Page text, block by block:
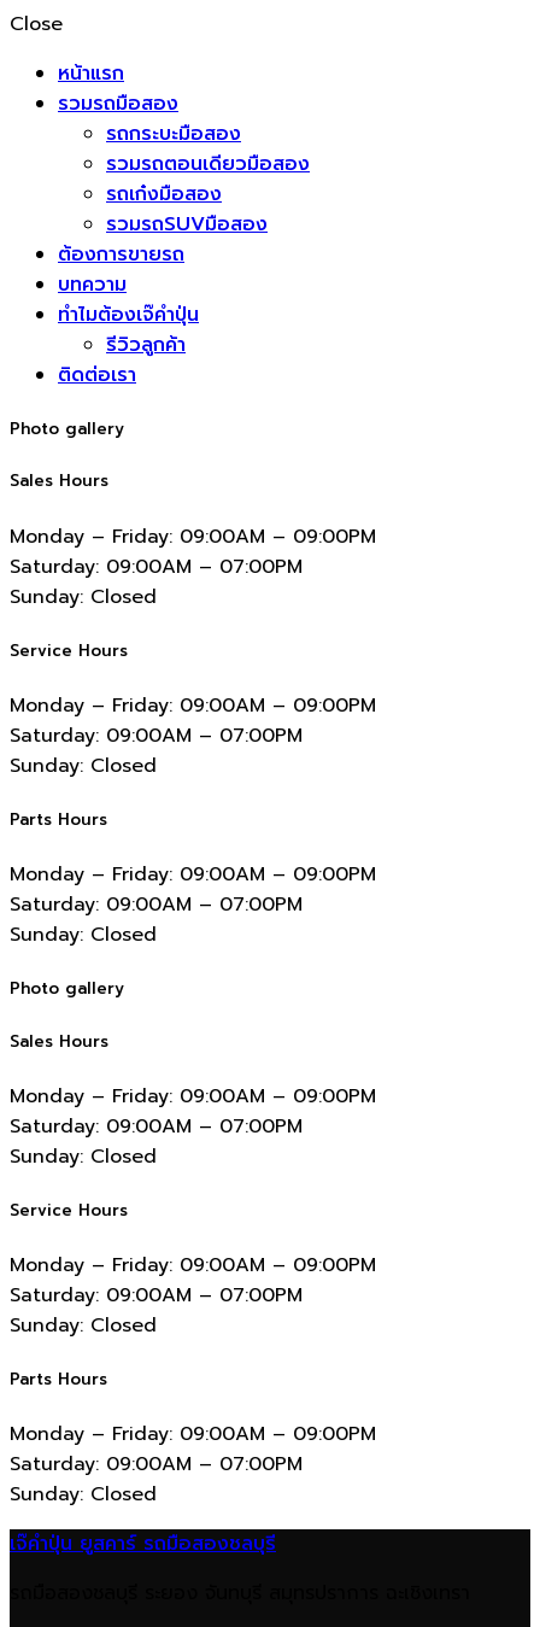
Close
หน้าแรก
รวมรถมือสอง
รถกระบะมือสอง
รวมรถตอนเดียวมือสอง
รถเก๋งมือสอง
รวมรถSUVมือสอง
ต้องการขายรถ
บทความ
ทำไมต้องเจ๊คำปุ่น
รีวิวลูกค้า
ติดต่อเรา
Photo gallery
Sales Hours
Monday – Friday: 09:00AM – 09:00PM
Saturday: 09:00AM – 07:00PM
Sunday: Closed
Service Hours
Monday – Friday: 09:00AM – 09:00PM
Saturday: 09:00AM – 07:00PM
Sunday: Closed
Parts Hours
Monday – Friday: 09:00AM – 09:00PM
Saturday: 09:00AM – 07:00PM
Sunday: Closed
Photo gallery
Sales Hours
Monday – Friday: 09:00AM – 09:00PM
Saturday: 09:00AM – 07:00PM
Sunday: Closed
Service Hours
Monday – Friday: 09:00AM – 09:00PM
Saturday: 09:00AM – 07:00PM
Sunday: Closed
Parts Hours
Monday – Friday: 09:00AM – 09:00PM
Saturday: 09:00AM – 07:00PM
Sunday: Closed
เจ๊คำปุ่น ยูสคาร์ รถมือสองชลบุรี